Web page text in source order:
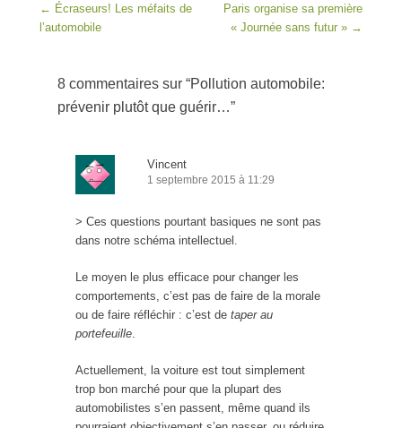
Post navigation
← Écraseurs! Les méfaits de
l’automobile
Paris organise sa première
« Journée sans futur » →
8 commentaires sur “Pollution automobile:
prévenir plutôt que guérir…”
Vincent
1 septembre 2015 à 11:29
> Ces questions pourtant basiques ne sont pas
dans notre schéma intellectuel.
Le moyen le plus efficace pour changer les
comportements, c’est pas de faire de la morale
ou de faire réfléchir : c’est de taper au
portefeuille
Actuellement, la voiture est tout simplement
trop bon marché pour que la plupart des
automobilistes s’en passent, même quand ils